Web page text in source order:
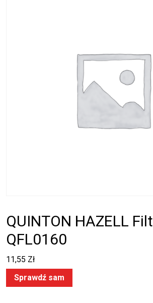
QUINTON HAZELL
QFL0160
11,55 Zł
Sprawdź sam